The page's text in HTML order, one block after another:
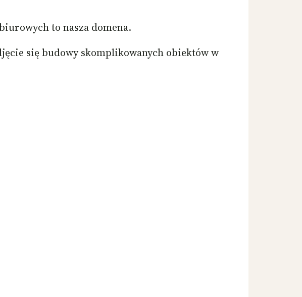
to nasza domena.
się budowy skomplikowanych obiektów w